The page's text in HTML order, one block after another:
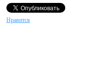
Нравится